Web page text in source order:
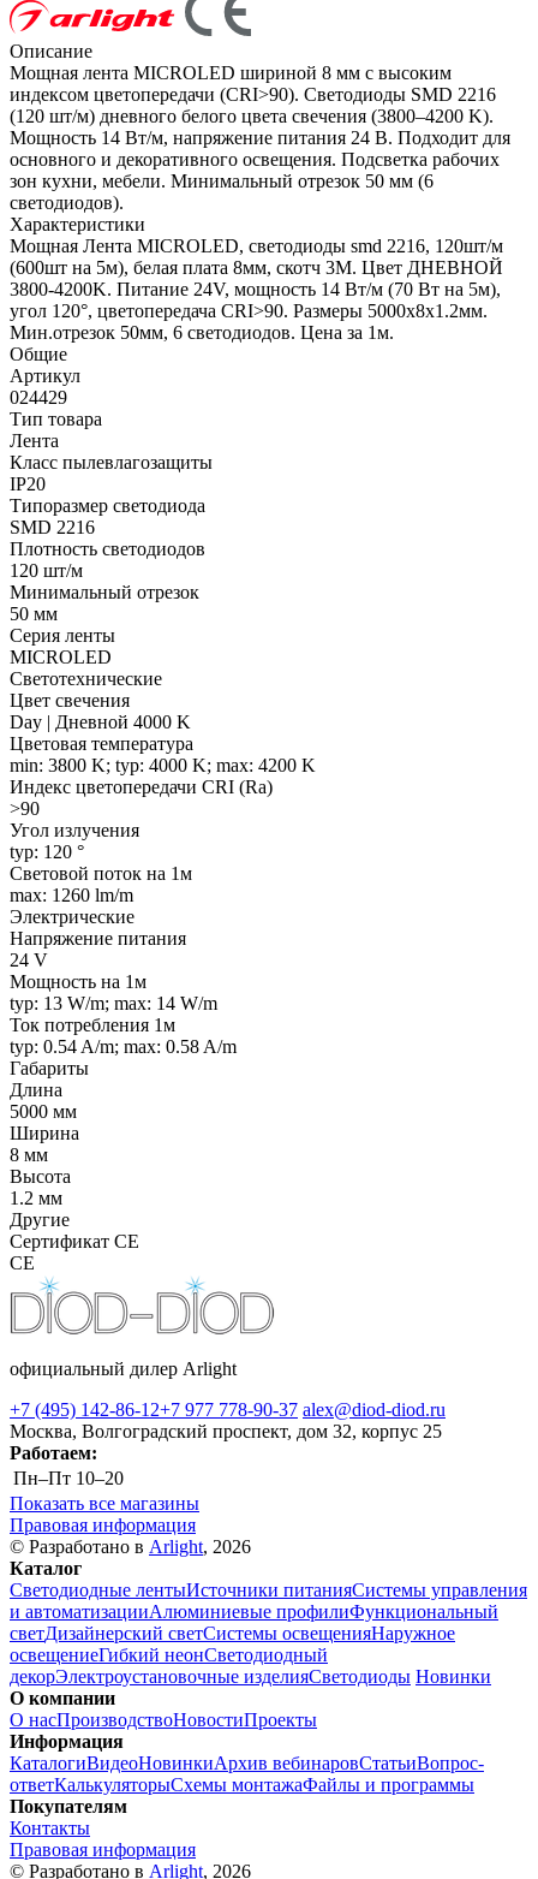
Описание
Мощная лента MICROLED шириной 8 мм с высоким
индексом цветопередачи (CRI>90). Светодиоды SMD 2216
(120 шт/м) дневного белого цвета свечения (3800–4200 K).
Мощность 14 Вт/м, напряжение питания 24 В. Подходит для
основного и декоративного освещения. Подсветка рабочих
зон кухни, мебели. Минимальный отрезок 50 мм (6
светодиодов).
Характеристики
Мощная Лента MICROLED, светодиоды smd 2216, 120шт/м
(600шт на 5м), белая плата 8мм, скотч 3М. Цвет ДНЕВНОЙ
3800-4200K. Питание 24V, мощность 14 Вт/м (70 Вт на 5м),
угол 120°, цветопередача CRI>90. Размеры 5000х8х1.2мм.
Мин.отрезок 50мм, 6 светодиодов. Цена за 1м.
Общие
Артикул
024429
Тип товара
Лента
Класс пылевлагозащиты
IP20
Типоразмер светодиода
SMD 2216
Плотность светодиодов
120 шт/м
Минимальный отрезок
50 мм
Серия ленты
MICROLED
Светотехнические
Цвет свечения
Day | Дневной 4000 K
Цветовая температура
min: 3800 K; typ: 4000 K; max: 4200 K
Индекс цветопередачи CRI (Ra)
>90
Угол излучения
typ: 120 °
Световой поток на 1м
max: 1260 lm/m
Электрические
Напряжение питания
24 V
Мощность на 1м
typ: 13 W/m; max: 14 W/m
Ток потребления 1м
typ: 0.54 A/m; max: 0.58 A/m
Габариты
Длина
5000 мм
Ширина
8 мм
Высота
1.2 мм
Другие
Сертификат CE
CE
официальный дилер Arlight
+7 (495) 142-86-12+7 977 778-90-37 alex@diod-diod.ru
Москва, Волгоградский проспект, дом 32, корпус 25
Работаем:
Пн–Пт 10–20
Показать все магазины
Правовая информация
© Разработано в Arlight, 2026
Каталог
Светодиодные лентыИсточники питанияСистемы управления
и автоматизацииАлюминиевые профилиФункциональный
светДизайнерский светСистемы освещенияНаружное
освещениеГибкий неонСветодиодный
декорЭлектроустановочные изделияСветодиоды Новинки
О компании
О насПроизводствоНовостиПроекты
Информация
КаталогиВидеоНовинкиАрхив вебинаровСтатьиВопрос-
ответКалькуляторыСхемы монтажаФайлы и программы
Покупателям
Контакты
Правовая информация
© Разработано в Arlight, 2026